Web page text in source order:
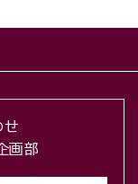
せ
画部